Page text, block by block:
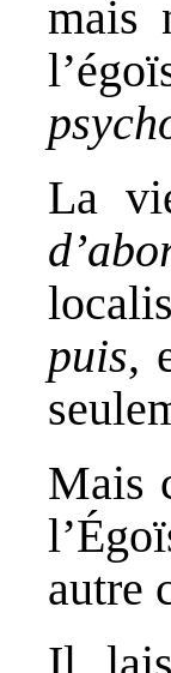
mais
La
puis,
Mais
autre